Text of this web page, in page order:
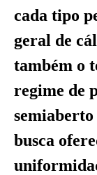
cada tipo
geral de
também o
regime de
busca